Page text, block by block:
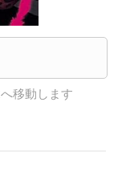
移動します